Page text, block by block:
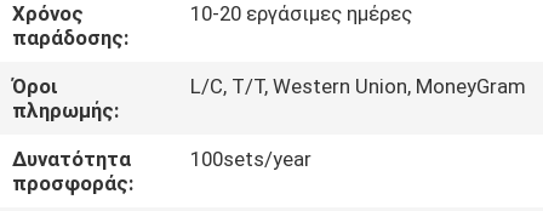
ΕΠΑΦΉ
ΜΕ
ΖΗΤΉΣΤΕ
ΈΝΑ
Χρόνος
παράδοσης:
10-20 εργάσιμες ημέρες
Όροι
πληρωμής:
L/C, T/T, Western Union, MoneyGram
Δυνατότητα
προσφοράς:
100sets/year